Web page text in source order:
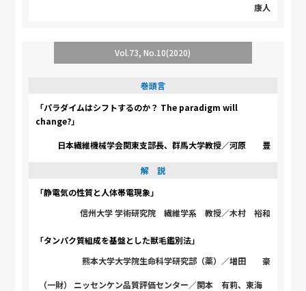
康人
Vol.73, No.10(2020)
巻頭言
「パラダイムはシフトするのか？ The paradigm will
change?」
日本繊維機械学会関東支部長、群馬大学教授／河原 豊
解 説
「静電気の性質と人体帯電現象」
信州大学 学術研究院 繊維学系 教授／木村 裕和
「タンパク質組成を基盤とした獣毛鑑別法」
熊本大学大学院生命科学研究部（薬）／増田 豪
（一財） ニッセンケン品質評価センター／関本 有莉、東海